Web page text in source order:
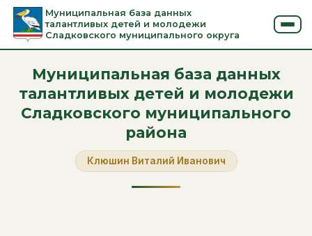
Муниципальная база данных
талантливых детей и молодежи
Сладковского муниципального округа
Муниципальная база данных
талантливых детей и молодежи
Сладковского муниципального
района
Клюшин Виталий Иванович